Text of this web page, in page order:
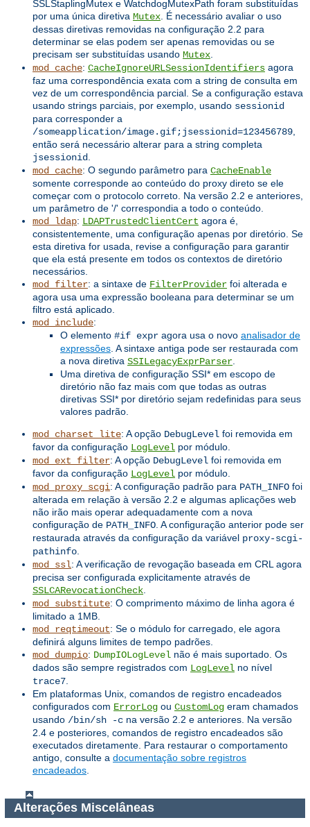
SSLStaplingMutex e WatchdogMutexPath foram substituídas
por uma única diretiva Mutex . É necessário avaliar o uso
dessas diretivas removidas na configuração 2.2 para
determinar se elas podem ser apenas removidas ou se
precisam ser substituídas usando Mutex
mod_cache: CacheIgnoreURLSessionIdentifiers agora
faz uma correspondência exata com a string de consulta em
vez de um correspondência parcial. Se a configuração estava
usando strings parciais, por exemplo, usando sessionid
para corresponder a
/someapplication/image.gif;jsessionid=123456789
então será necessário alterar para a string completa
jsessionid
mod_cache: O segundo parâmetro para CacheEnable
somente corresponde ao conteúdo do proxy direto se ele
começar com o protocolo correto. Na versão 2.2 e anteriores,
um parâmetro de '/' correspondia a todo o conteúdo.
mod_ldap: LDAPTrustedClientCert agora é,
consistentemente, uma configuração apenas por diretório. Se
esta diretiva for usada, revise a configuração para garantir
que ela está presente em todos os contextos de diretório
necessários.
mod_filter: a sintaxe de FilterProvider foi alterada e
agora usa uma expressão booleana para determinar se um
filtro está aplicado.
mod_include:
O elemento #if expr agora usa o novo analisador de
expressões . A sintaxe antiga pode ser restaurada com
a nova diretiva SSILegacyExprParser
Uma diretiva de configuração SSI* em escopo de
diretório não faz mais com que todas as outras
diretivas SSI* por diretório sejam redefinidas para seus
valores padrão.
mod_charset_lite: A opção DebugLevel foi removida em
favor da configuração LogLevel por módulo.
mod_ext_filter: A opção DebugLevel foi removida em
favor da configuração LogLevel por módulo.
mod_proxy_scgi: A configuração padrão para PATH_INFO foi
alterada em relação à versão 2.2 e algumas aplicações web
não irão mais operar adequadamente com a nova
configuração de PATH_INFO . A configuração anterior pode ser
restaurada através da configuração da variável proxy-scgi-
pathinfo
mod_ssl: A verificação de revogação baseada em CRL agora
precisa ser configurada explicitamente através de
SSLCARevocationCheck
mod_substitute: O comprimento máximo de linha agora é
limitado a 1MB.
mod_reqtimeout: Se o módulo for carregado, ele agora
definirá alguns limites de tempo padrões.
mod_dumpio: DumpIOLogLevel não é mais suportado. Os
dados são sempre registrados com LogLevel no nível
trace7
Em plataformas Unix, comandos de registro encadeados
configurados com ErrorLog ou CustomLog eram chamados
usando /bin/sh -c na versão 2.2 e anteriores. Na versão
2.4 e posteriores, comandos de registro encadeados são
executados diretamente. Para restaurar o comportamento
antigo, consulte a documentação sobre registros
encadeados
Alterações Miscelâneas